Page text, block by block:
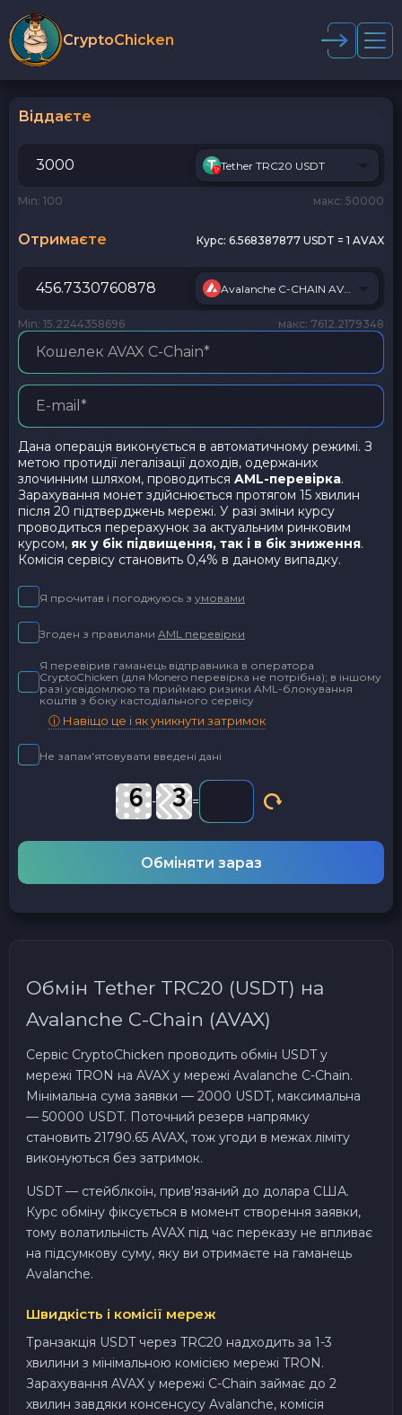
CryptoChicken
Віддаєте
Tether TRC20 USDT
Min: 100 макс: 50000
Отримаєте Курс: 6.568387877 USDT = 1 AVAX
Avalanche C-CHAIN AVAX
Min: 15.2244358696 макс: 7612.2179348
Дана операція виконується в автоматичному режимі. З
метою протидії легалізації доходів, одержаних
злочинним шляхом, проводиться AML-перевірка.
Зарахування монет здійснюється протягом 15 хвилин
після 20 підтверджень мережі. У разі зміни курсу
проводиться перерахунок за актуальним ринковим
курсом, як у бік підвищення, так і в бік зниження.
Комісія сервісу становить 0,4% в даному випадку.
Я прочитав і погоджуюсь з умовами
Згоден з правилами AML перевірки
Я перевірив гаманець відправника в оператора
CryptoChicken (для Monero перевірка не потрібна); в іншому
разі усвідомлюю та приймаю ризики AML-блокування
коштів з боку кастодіального сервісу
ⓘ Навіщо це і як уникнути затримок
Не запам'ятовувати введені дані
- =
Обміняти зараз
Обмін Tether TRC20 (USDT) на
Avalanche C-Chain (AVAX)
Сервіс CryptoChicken проводить обмін USDT у
мережі TRON на AVAX у мережі Avalanche C-Chain.
Мінімальна сума заявки — 2000 USDT, максимальна
— 50000 USDT. Поточний резерв напрямку
становить 21790.65 AVAX, тож угоди в межах ліміту
виконуються без затримок.
USDT — стейблкоїн, прив'язаний до долара США.
Курс обміну фіксується в момент створення заявки,
тому волатильність AVAX під час переказу не впливає
на підсумкову суму, яку ви отримаєте на гаманець
Avalanche.
Швидкість і комісії мереж
Транзакція USDT через TRC20 надходить за 1-3
хвилини з мінімальною комісією мережі TRON.
Зарахування AVAX у мережі C-Chain займає до 2
хвилин завдяки консенсусу Avalanche, комісія